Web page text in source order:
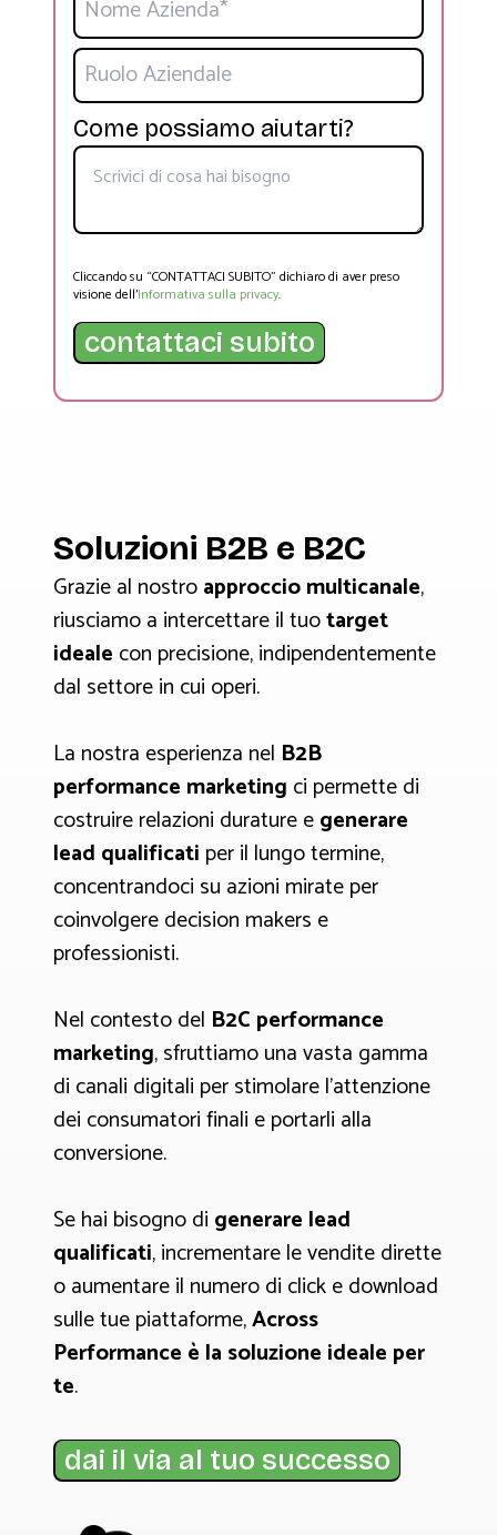
Come possiamo aiutarti?
Cliccando su “CONTATTACI SUBITO” dichiaro di aver preso
visione dell’Informativa sulla privacy.
Soluzioni B2B e B2C
Grazie al nostroapproccio multicanale,
riusciamo a intercettare il tuotarget
ideale con precisione, indipendentemente
dal settore in cui operi.
La nostra esperienza nel B2B
performance marketing ci permette di
costruire relazioni durature egenerare
lead qualificati per il lungo termine,
concentrandoci su azioni mirate per
coinvolgere decision makers e
professionisti.
Nel contesto del B2C performance
marketing, sfruttiamo una vasta gamma
di canali digitali per stimolare l'attenzione
dei consumatori finali e portarli alla
conversione.
Se hai bisogno di generare lead
qualificati, incrementare le vendite dirette
o aumentare il numero di click e download
sulle tue piattaforme,Across
Performance è la soluzione ideale per
te.
dai il via al tuo successo